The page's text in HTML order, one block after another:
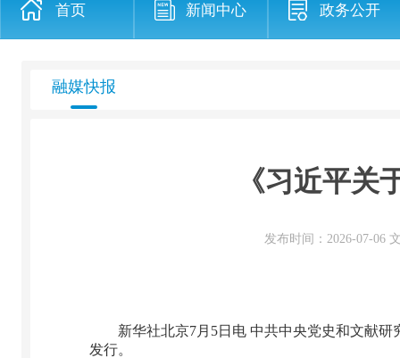
首页 新闻中心 政务公开
融媒快报
《习近平
发布时间：2026-07-06
新华社北京7月5日电 中共中央党史和文献
发行。